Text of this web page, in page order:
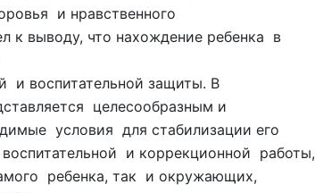
и нравственного
к выводу, что нахождение ребенка в
и воспитательной защиты. В
целесообразным и
условия для стабилизации его
и коррекционной работы,
ребенка, так и окружающих,